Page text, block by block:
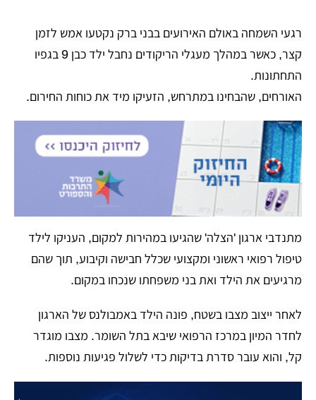
רגעי השמחה באולם האירועים בבני ברק נקטעו אמש לזמן
קצר, כאשר במהלך מעגלי הריקודים נחבל ילד כבן 9 בגפיו
התחתונות.
האורחים, שהבחינו במתרחש, הזעיקו מיד את כוחות החירום.
​מתנדבי ארגון 'הצלה' שהגיעו במהירות למקום, העניקו לילד
טיפול רפואי ראשוני ומקצועי שכלל חבישה וקיבוע, תוך שהם
מרגיעים את הילד ואת בני משפחתו שנכחו במקום.
​לאחר ייצוב מצבו בשטח, פונה הילד באמבולנס של הארגון
לחדר המיון במרכז הרפואי שיבא בתל השומר. מצבו מוגדר
קל, והוא עובר סדרת בדיקות כדי לשלול פגיעות נוספות.